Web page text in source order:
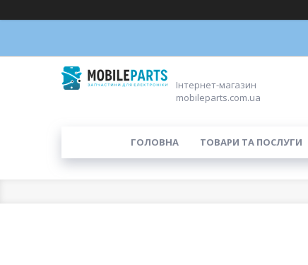
Інтернет-магазин
mobileparts.com.ua
ГОЛОВНА ТОВАРИ ТА ПОСЛУГИ